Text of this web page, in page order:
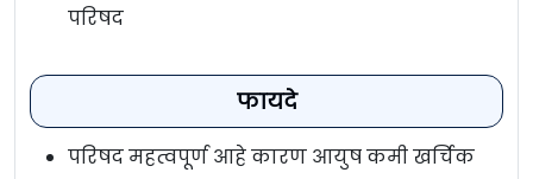
परिषद
फायदे
परिषद महत्वपूर्ण आहे कारण आयुष कमी खर्चिक